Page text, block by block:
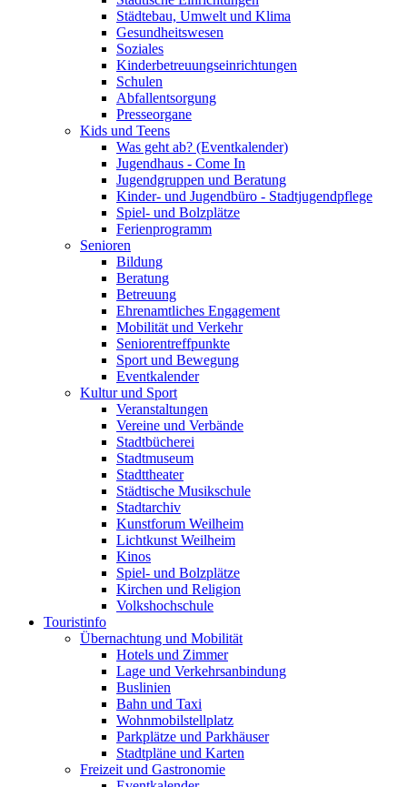
Städtebau, Umwelt und Klima
Gesundheitswesen
Soziales
Kinderbetreuungseinrichtungen
Schulen
Abfallentsorgung
Presseorgane
Kids und Teens
Was geht ab? (Eventkalender)
Jugendhaus - Come In
Jugendgruppen und Beratung
Kinder- und Jugendbüro - Stadtjugendpflege
Spiel- und Bolzplätze
Ferienprogramm
Senioren
Bildung
Beratung
Betreuung
Ehrenamtliches Engagement
Mobilität und Verkehr
Seniorentreffpunkte
Sport und Bewegung
Eventkalender
Kultur und Sport
Veranstaltungen
Vereine und Verbände
Stadtbücherei
Stadtmuseum
Stadttheater
Städtische Musikschule
Stadtarchiv
Kunstforum Weilheim
Lichtkunst Weilheim
Kinos
Spiel- und Bolzplätze
Kirchen und Religion
Volkshochschule
Touristinfo
Übernachtung und Mobilität
Hotels und Zimmer
Lage und Verkehrsanbindung
Buslinien
Bahn und Taxi
Wohnmobilstellplatz
Parkplätze und Parkhäuser
Stadtpläne und Karten
Freizeit und Gastronomie